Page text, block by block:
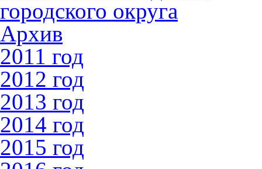
городского округа
Архив
2011 год
2012 год
2013 год
2014 год
2015 год